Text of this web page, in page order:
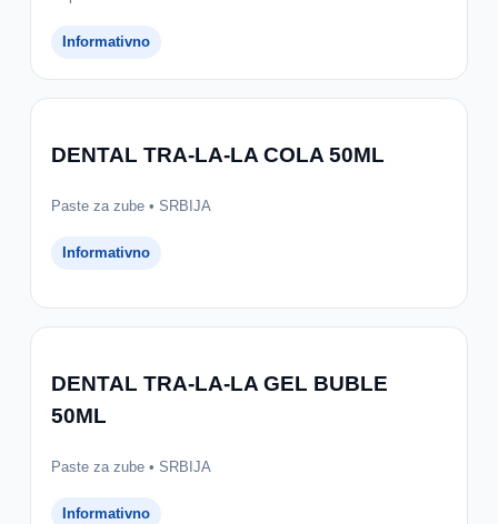
Informativno
DENTAL TRA-LA-LA COLA 50ML
Paste za zube • SRBIJA
Informativno
DENTAL TRA-LA-LA GEL BUBLE
50ML
Paste za zube • SRBIJA
Informativno